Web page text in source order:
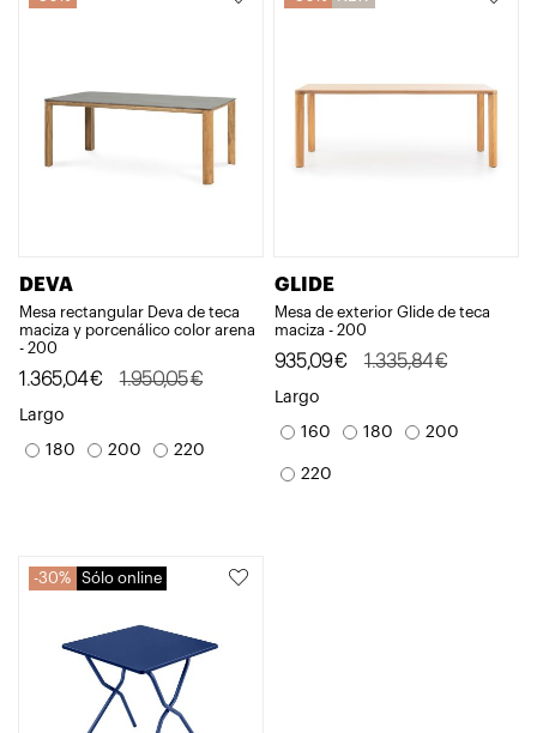
DEVA
Mesa rectangular Deva de teca
maciza y porcenálico color arena
- 200
1.950,05€
El
precio
original
1.365,04€
El
precio
actual
Largo
180 200 220
GLIDE
Mesa de exterior Glide de teca
maciza - 200
1.335,84€
El
precio
original
1.335,84€.
935,09€
El
precio
actual
935,09€.
Largo
160 180 200
220
30% Sólo online